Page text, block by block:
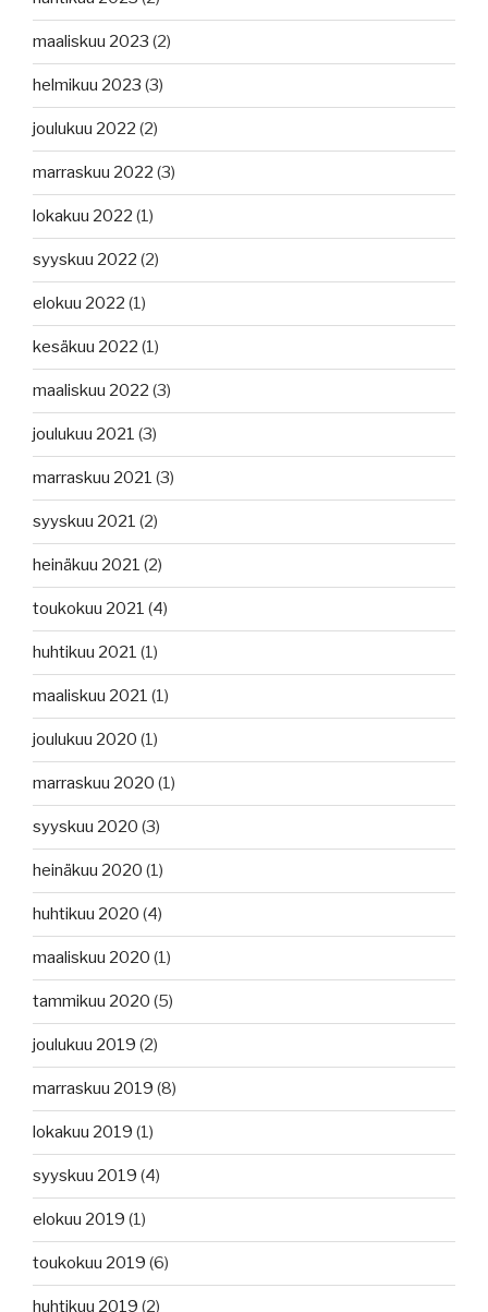
maaliskuu 2023 (2)
helmikuu 2023 (3)
joulukuu 2022 (2)
marraskuu 2022 (3)
lokakuu 2022 (1)
syyskuu 2022 (2)
elokuu 2022 (1)
kesäkuu 2022 (1)
maaliskuu 2022 (3)
joulukuu 2021 (3)
marraskuu 2021 (3)
syyskuu 2021 (2)
heinäkuu 2021 (2)
toukokuu 2021 (4)
huhtikuu 2021 (1)
maaliskuu 2021 (1)
joulukuu 2020 (1)
marraskuu 2020 (1)
syyskuu 2020 (3)
heinäkuu 2020 (1)
huhtikuu 2020 (4)
maaliskuu 2020 (1)
tammikuu 2020 (5)
joulukuu 2019 (2)
marraskuu 2019 (8)
lokakuu 2019 (1)
syyskuu 2019 (4)
elokuu 2019 (1)
toukokuu 2019 (6)
huhtikuu 2019 (2)